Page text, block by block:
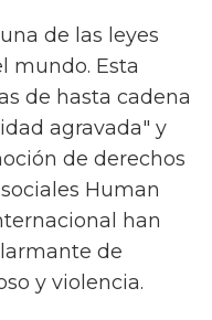
de las leyes
mundo. Esta
de hasta cadena
agravada" y
de derechos
Human
han
de
y violencia.